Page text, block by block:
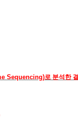
Sequencing)로 분석한